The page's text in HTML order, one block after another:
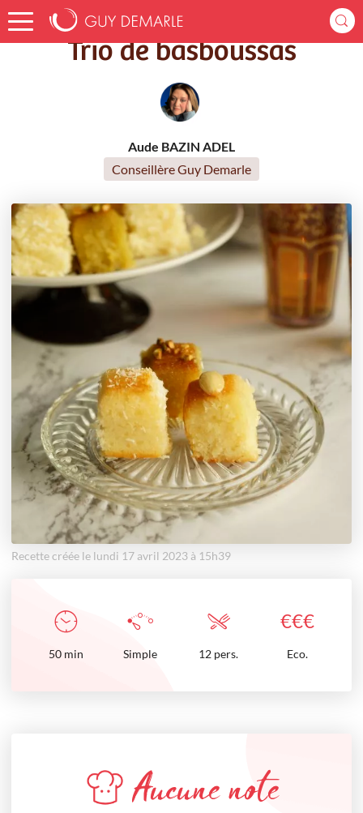
Accueil Recettes Trio de basboussas
Trio de basboussas
Aude BAZIN ADEL
Conseillère Guy Demarle
Recette créée le lundi 17 avril 2023 à 15h39
€€€
50 min Simple 12 pers. Eco.
Aucune note